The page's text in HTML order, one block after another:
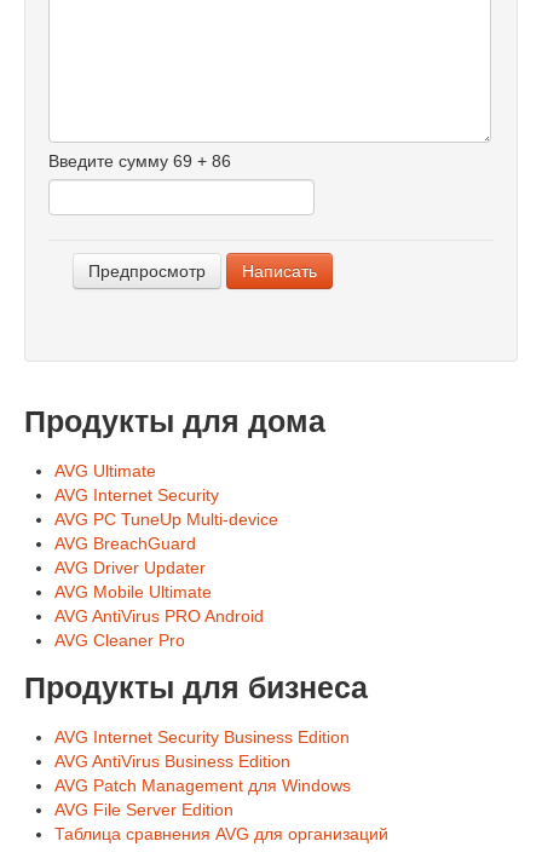
Введите сумму 69 + 86
Продукты для дома
AVG Ultimate
AVG Internet Security
AVG PC TuneUp Multi-device
AVG BreachGuard
AVG Driver Updater
AVG Mobile Ultimate
AVG AntiVirus PRO Android
AVG Cleaner Pro
Продукты для бизнеса
AVG Internet Security Business Edition
AVG AntiVirus Business Edition
AVG Patch Management для Windows
AVG File Server Edition
Таблица сравнения AVG для организаций